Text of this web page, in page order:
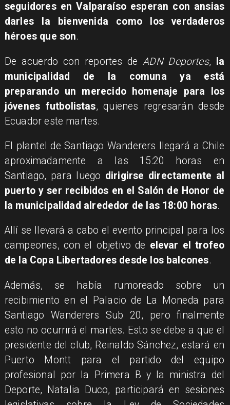
seguidores en Valparaíso esperan con ansias
darles la bienvenida como los verdaderos
héroes que son.
De acuerdo con reportes deADN Deportes,
la
municipalidad de la comuna ya está
preparando un merecido homenaje para los
jóvenes futbolistas, quienes regresarán desde
Ecuador este martes.
El plantel de Santiago Wanderers llegará a Chile
aproximadamente a las 15:20 horas en
Santiago, para luego dirigirse directamente al
puerto y ser recibidos en el Salón de Honor de
la municipalidad alrededor de las 18:00 horas.
Allí se llevará a cabo el evento principal para los
campeones, con el objetivo de elevar el trofeo
de la Copa Libertadores desde los balcones.
Además, se había rumoreado sobre un
recibimiento en el Palacio de La Moneda para
Santiago Wanderers Sub 20, pero finalmente
esto no ocurrirá el martes. Esto se debe a que el
presidente del club, Reinaldo Sánchez, estará en
Puerto Montt para el partido del equipo
profesional por la Primera B y la ministra del
Deporte, Natalia Duco, participará en sesiones